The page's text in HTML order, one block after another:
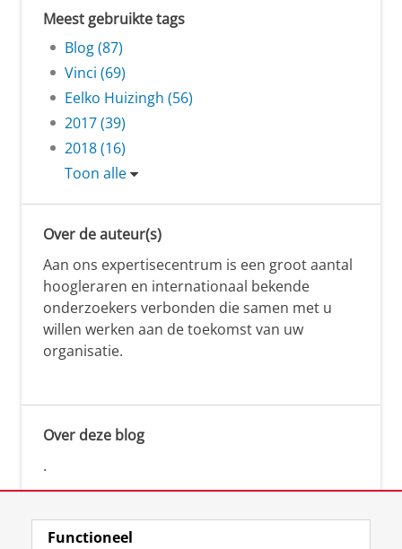
Meest gebruikte tags
Blog (87)
Vinci (69)
Eelko Huizingh (56)
2017 (39)
2018 (16)
Toon alle
Over de auteur(s)
Aan ons expertisecentrum is een groot aantal
hoogleraren en internationaal bekende
onderzoekers verbonden die samen met u
willen werken aan de toekomst van uw
organisatie.
Over deze blog
.
Functioneel